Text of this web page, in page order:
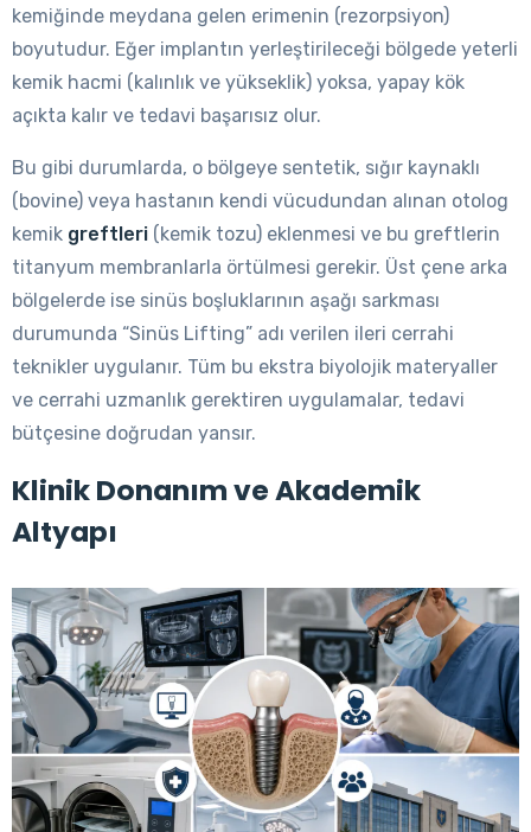
kemiğinde meydana gelen erimenin (rezorpsiyon)
boyutudur. Eğer implantın yerleştirileceği bölgede yeterli
kemik hacmi (kalınlık ve yükseklik) yoksa, yapay kök
açıkta kalır ve tedavi başarısız olur.
Bu gibi durumlarda, o bölgeye sentetik, sığır kaynaklı
(bovine) veya hastanın kendi vücudundan alınan otolog
kemik greftleri (kemik tozu) eklenmesi ve bu greftlerin
titanyum membranlarla örtülmesi gerekir. Üst çene arka
bölgelerde ise sinüs boşluklarının aşağı sarkması
durumunda “Sinüs Lifting” adı verilen ileri cerrahi
teknikler uygulanır. Tüm bu ekstra biyolojik materyaller
ve cerrahi uzmanlık gerektiren uygulamalar, tedavi
bütçesine doğrudan yansır.
Klinik Donanım ve Akademik
Altyapı